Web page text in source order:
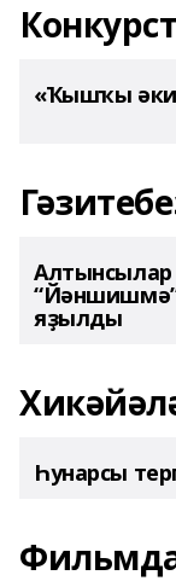
«Ҡышҡы
Алтынсылар
яҙылды
Һунарсы